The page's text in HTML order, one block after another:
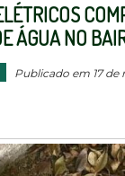
ÁGUA NO
Publicado em 17 de